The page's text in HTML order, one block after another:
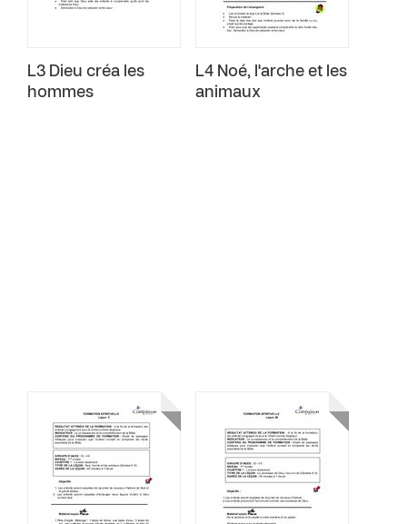
L3 Dieu créa les
hommes
L4 Noé, l'arche et les
animaux